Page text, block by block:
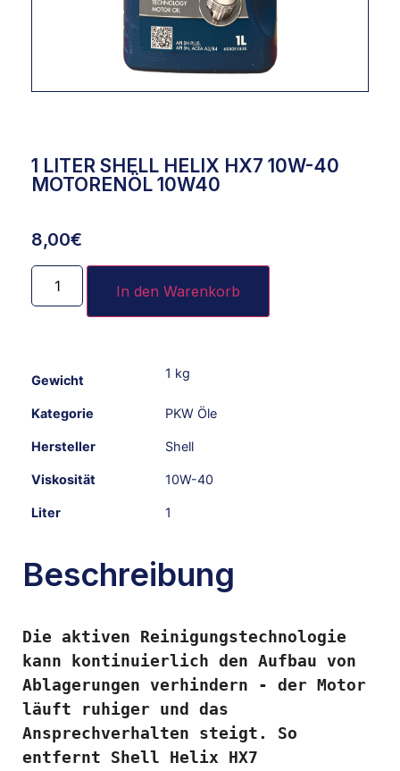
1 LITER SHELL HELIX HX7 10W-40
MOTORENÖL 10W40
8,00€
In den Warenkorb
Gewicht 1 kg
Kategorie PKW Öle
Hersteller Shell
Viskosität 10W-40
Liter 1
Beschreibung
Die aktiven Reinigungstechnologie
kann kontinuierlich den Aufbau von
Ablagerungen verhindern - der Motor
läuft ruhiger und das
Ansprechverhalten steigt. So
entfernt Shell Helix HX7